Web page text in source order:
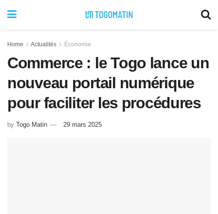
Home Actualités Économie
Commerce : le Togo lance un
nouveau portail numérique
pour faciliter les procédures
by Togo Matin 29 mars 2025